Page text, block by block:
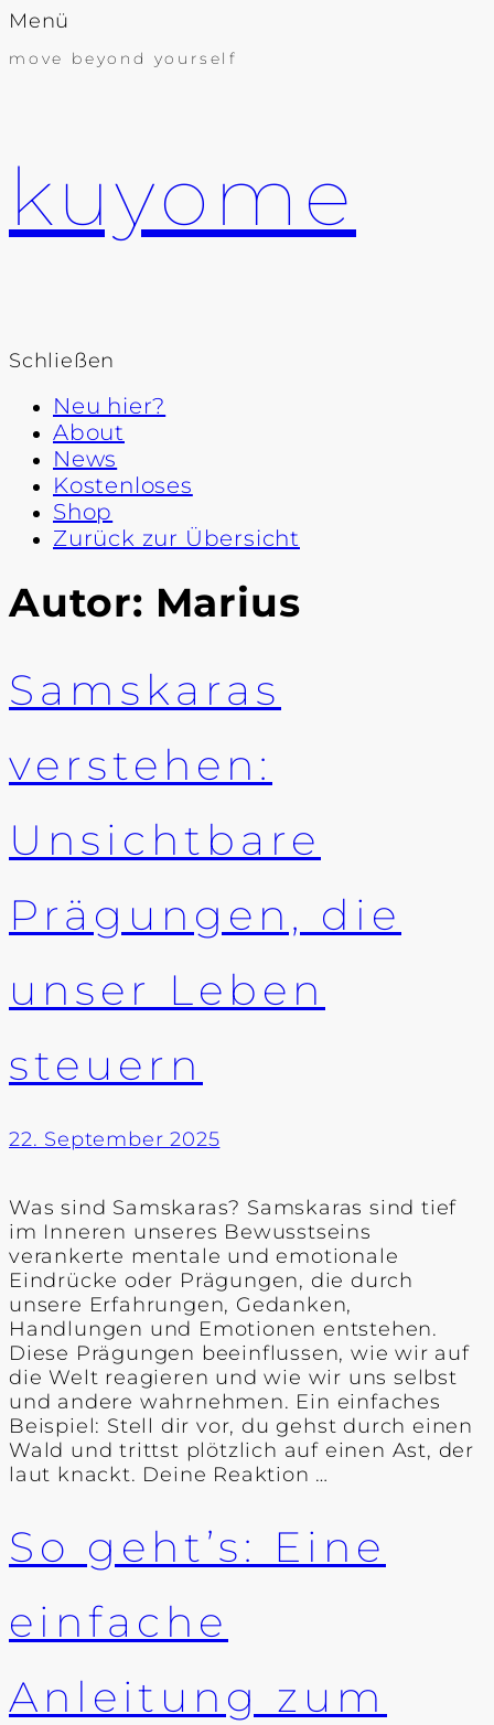
Menü
move beyond yourself
kuyome
Schließen
Neu hier?
About
News
Kostenloses
Shop
Zurück zur Übersicht
Autor: Marius
Samskaras
verstehen:
Unsichtbare
Prägungen, die
unser Leben
steuern
22. September 2025
Was sind Samskaras? Samskaras sind tief
im Inneren unseres Bewusstseins
verankerte mentale und emotionale
Eindrücke oder Prägungen, die durch
unsere Erfahrungen, Gedanken,
Handlungen und Emotionen entstehen.
Diese Prägungen beeinflussen, wie wir auf
die Welt reagieren und wie wir uns selbst
und andere wahrnehmen. Ein einfaches
Beispiel: Stell dir vor, du gehst durch einen
Wald und trittst plötzlich auf einen Ast, der
laut knackt. Deine Reaktion …
So geht’s: Eine
einfache
Anleitung zum